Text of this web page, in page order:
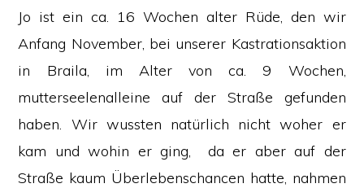
Jo ist ein ca. 16 Wochen alter Rüde, den wir
Anfang November, bei unserer Kastrationsaktion
in Braila, im Alter von ca. 9 Wochen,
mutterseelenalleine auf der Straße gefunden
haben. Wir wussten natürlich nicht woher er
kam und wohin er ging, da er aber auf der
Straße kaum Überlebenschancen hatte, nahmen